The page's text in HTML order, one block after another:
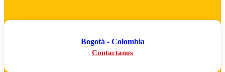
Bogotá - Colombia
Contactanos